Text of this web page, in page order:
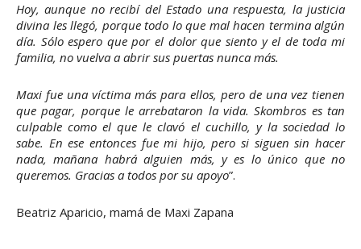
Hoy, aunque no recibí del Estado una respuesta, la justicia
divina les llegó, porque todo lo que mal hacen termina algún
día. Sólo espero que por el dolor que siento y el de toda mi
familia, no vuelva a abrir sus puertas nunca más.
Maxi fue una víctima más para ellos, pero de una vez tienen
que pagar, porque le arrebataron la vida. Skombros es tan
culpable como el que le clavó el cuchillo, y la sociedad lo
sabe. En ese entonces fue mi hijo, pero si siguen sin hacer
nada, mañana habrá alguien más, y es lo único que no
queremos. Gracias a todos por su apoyo”.
Beatriz Aparicio, mamá de Maxi Zapana